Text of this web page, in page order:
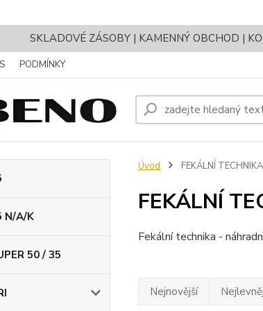
SKLADOVÉ ZÁSOBY | KAMENNÝ OBCHOD |
PODMÍNKY
N/A/K
50 / 35
Úvod FEKÁLNÍ TECHNIKA
FEKÁLNÍ
Fekální technika -
Nejnovější